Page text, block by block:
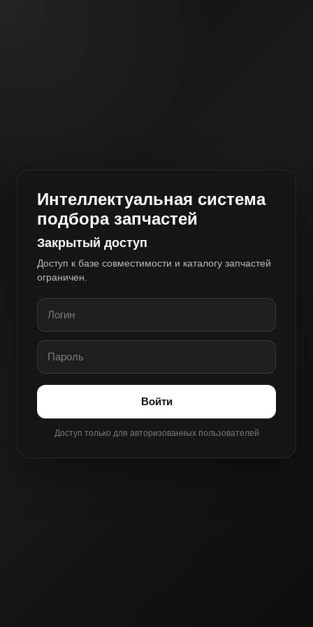
Интеллектуальная система
подбора запчастей
Закрытый доступ
Доступ к базе совместимости и каталогу запчастей
ограничен.
Войти
Доступ только для авторизованных пользователей